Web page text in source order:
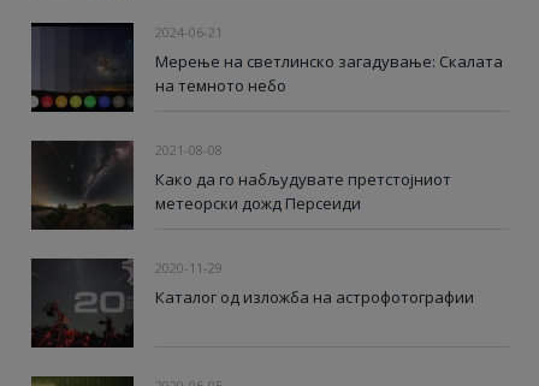
2024-06-21
Мерење на светлинско загадување: Скалата
на темното небо
2021-08-08
Како да го набљудувате претстојниот
метеорски дожд Персеиди
2020-11-29
Каталог од изложба на астрофотографии